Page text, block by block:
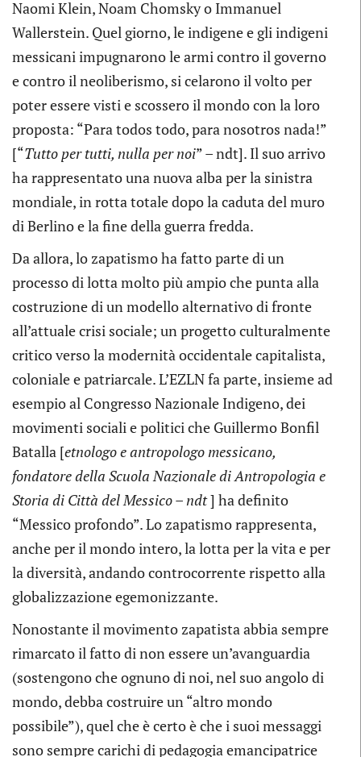
Naomi Klein, Noam Chomsky o Immanuel
Wallerstein. Quel giorno, le indigene e gli indigeni
messicani impugnarono le armi contro il governo
e contro il neoliberismo, si celarono il volto per
poter essere visti e scossero il mondo con la loro
proposta: “Para todos todo, para nosotros nada!”
[“Tutto per tutti, nulla per noi” – ndt]. Il suo arrivo
ha rappresentato una nuova alba per la sinistra
mondiale, in rotta totale dopo la caduta del muro
di Berlino e la fine della guerra fredda.
Da allora, lo zapatismo ha fatto parte di un
processo di lotta molto più ampio che punta alla
costruzione di un modello alternativo di fronte
all’attuale crisi sociale; un progetto culturalmente
critico verso la modernità occidentale capitalista,
coloniale e patriarcale. L’EZLN fa parte, insieme ad
esempio al Congresso Nazionale Indigeno, dei
movimenti sociali e politici che Guillermo Bonfil
Batalla [etnologo e antropologo messicano,
fondatore della Scuola Nazionale di Antropologia e
Storia di Città del Messico – ndt] ha definito
“Messico profondo”. Lo zapatismo rappresenta,
anche per il mondo intero, la lotta per la vita e per
la diversità, andando controcorrente rispetto alla
globalizzazione egemonizzante.
Nonostante il movimento zapatista abbia sempre
rimarcato il fatto di non essere un’avanguardia
(sostengono che ognuno di noi, nel suo angolo di
mondo, debba costruire un “altro mondo
possibile”), quel che è certo è che i suoi messaggi
sono sempre carichi di pedagogia emancipatrice